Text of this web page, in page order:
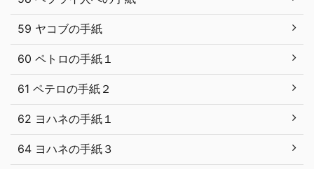
59 ヤコブの手紙
60 ペトロの手紙１
61 ペテロの手紙２
62 ヨハネの手紙１
64 ヨハネの手紙３